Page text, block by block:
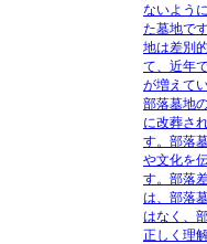
ないよう
た墓地で
地は差別
て、近年
が増えて
部落墓地
に改葬さ
す。部落
や文化を
す。部落
は、部落
はなく、
正しく理